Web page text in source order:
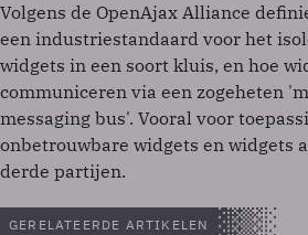
Volgens de OpenAjax Alliance
een industriestandaard voor het
widgets in een soort kluis, en hoe
communiceren via een zogeheten
messaging bus'. Vooral voor
onbetrouwbare widgets en widgets
derde partijen.
GERELATEERDE ARTIKELEN